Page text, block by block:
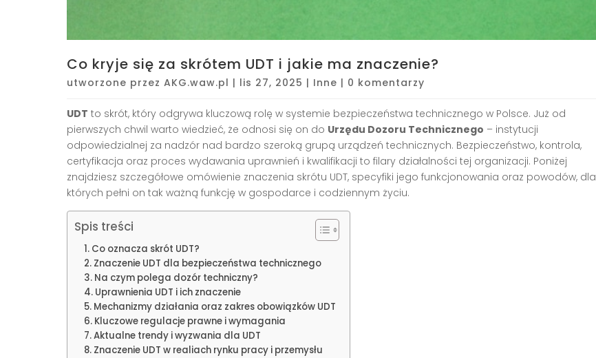
Co kryje się za skrótem UDT i jakie ma znaczenie?
utworzone przez AKG.waw.pl | lis 27, 2025 | Inne | 0 komentarzy
UDT to skrót, który odgrywa kluczową rolę w systemie bezpieczeństwa technicznego w Polsce. Już od
pierwszych chwil warto wiedzieć, że odnosi się on do Urzędu Dozoru Technicznego – instytucji
odpowiedzialnej za nadzór nad bardzo szeroką grupą urządzeń technicznych. Bezpieczeństwo, kontrola,
certyfikacja oraz proces wydawania uprawnień i kwalifikacji to filary działalności tej organizacji. Poniżej
znajdziesz szczegółowe omówienie znaczenia skrótu UDT, specyfiki jego funkcjonowania oraz powodów, dla
których pełni on tak ważną funkcję w gospodarce i codziennym życiu.
Spis treści
Co oznacza skrót UDT?
Znaczenie UDT dla bezpieczeństwa technicznego
Na czym polega dozór techniczny?
Uprawnienia UDT i ich znaczenie
Mechanizmy działania oraz zakres obowiązków UDT
Kluczowe regulacje prawne i wymagania
Aktualne trendy i wyzwania dla UDT
Znaczenie UDT w realiach rynku pracy i przemysłu